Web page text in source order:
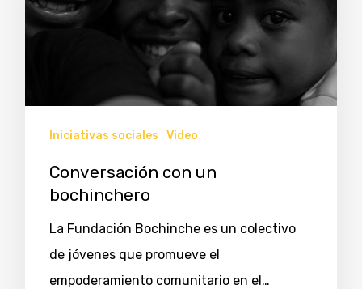
Iniciativas sociales Video
Conversación con un
bochinchero
La Fundación Bochinche es un colectivo
de jóvenes que promueve el
empoderamiento comunitario en el…